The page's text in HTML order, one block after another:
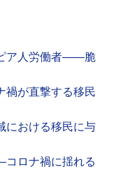
ア人労働者――脆
が直撃する移民
おける移民に与
ロナ禍に揺れる